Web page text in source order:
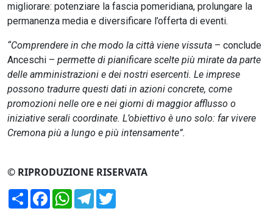
migliorare: potenziare la fascia pomeridiana, prolungare la
permanenza media e diversificare l’offerta di eventi.
“Comprendere in che modo la città viene vissuta – conclude
Anceschi – permette di pianificare scelte più mirate da parte
delle amministrazioni e dei nostri esercenti. Le imprese
possono tradurre questi dati in azioni concrete, come
promozioni nelle ore e nei giorni di maggior afflusso o
iniziative serali coordinate. L’obiettivo è uno solo: far vivere
Cremona più a lungo e più intensamente”.
© RIPRODUZIONE RISERVATA
CondividiFacebookWhatsApp
Telegram